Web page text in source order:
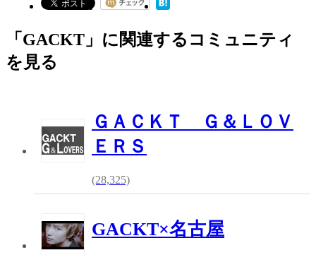
「GACKT」に関連するコミュニティ
を見る
ＧＡＣＫＴ Ｇ＆ＬＯＶ
ＥＲＳ
(28,325)
GACKT×名古屋